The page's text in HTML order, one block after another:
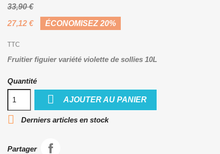
33,90 €
27,12 €
ÉCONOMISEZ 20%
TTC
Fruitier figuier variété violette de sollies 10L
Quantité
 AJOUTER AU PANIER
 Derniers articles en stock
Partager